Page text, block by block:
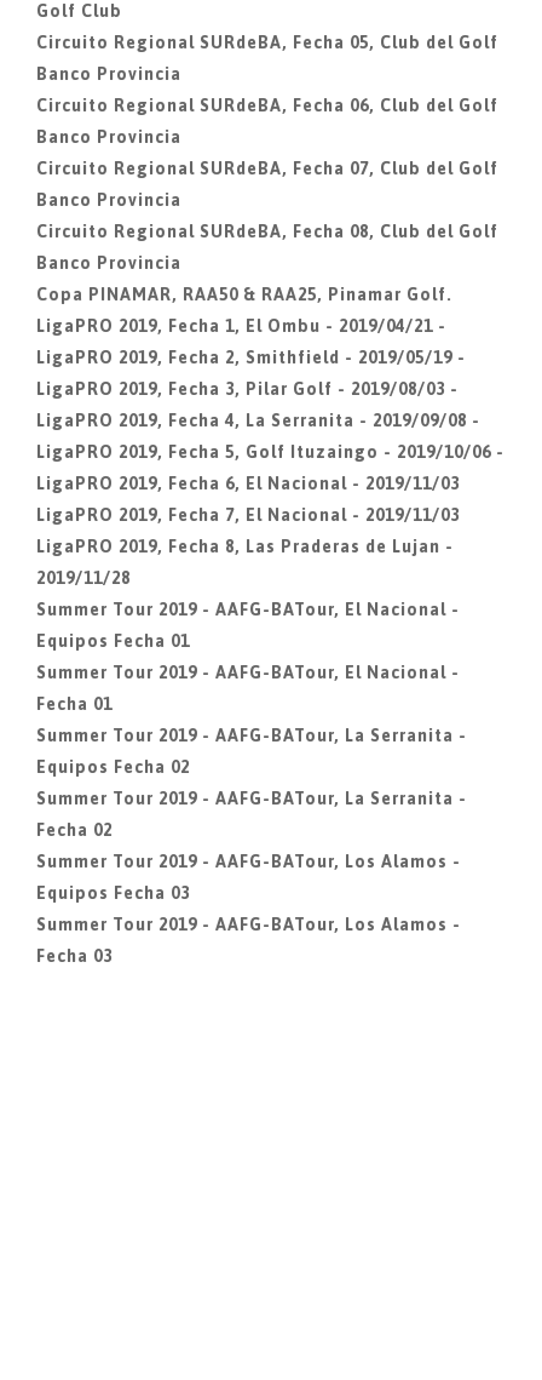
Golf Club
Circuito Regional SURdeBA, Fecha 05, Club del Golf
Banco Provincia
Circuito Regional SURdeBA, Fecha 06, Club del Golf
Banco Provincia
Circuito Regional SURdeBA, Fecha 07, Club del Golf
Banco Provincia
Circuito Regional SURdeBA, Fecha 08, Club del Golf
Banco Provincia
Copa PINAMAR, RAA50 & RAA25, Pinamar Golf.
LigaPRO 2019, Fecha 1, El Ombu - 2019/04/21 -
LigaPRO 2019, Fecha 2, Smithfield - 2019/05/19 -
LigaPRO 2019, Fecha 3, Pilar Golf - 2019/08/03 -
LigaPRO 2019, Fecha 4, La Serranita - 2019/09/08 -
LigaPRO 2019, Fecha 5, Golf Ituzaingo - 2019/10/06 -
LigaPRO 2019, Fecha 6, El Nacional - 2019/11/03
LigaPRO 2019, Fecha 7, El Nacional - 2019/11/03
LigaPRO 2019, Fecha 8, Las Praderas de Lujan -
2019/11/28
Summer Tour 2019 - AAFG-BATour, El Nacional -
Equipos Fecha 01
Summer Tour 2019 - AAFG-BATour, El Nacional -
Fecha 01
Summer Tour 2019 - AAFG-BATour, La Serranita -
Equipos Fecha 02
Summer Tour 2019 - AAFG-BATour, La Serranita -
Fecha 02
Summer Tour 2019 - AAFG-BATour, Los Alamos -
Equipos Fecha 03
Summer Tour 2019 - AAFG-BATour, Los Alamos -
Fecha 03